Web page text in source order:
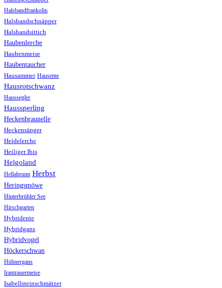
Halsbandfrankolin
Halsbandschnäpper
Halsbandsittich
Haubenlerche
Haubenmeise
Haubentaucher
Hausammer Hausente
Hausrotschwanz
Haussegler
Haussperling
Heckenbraunelle
Heckensänger
Heidelerche
Heiliger Ibis
Helgoland
Hellabrunn Herbst
Heringsmöwe
Hinterbrühler See
Hirschgarten
Hybridente
Hybridgans
Hybridvogel
Höckerschwan
Hühnergans
Irantrauermeise
Isabellsteinschmätzer